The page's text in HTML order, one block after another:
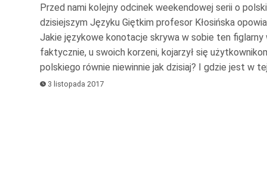
Przed nami kolejny odcinek weekendowej serii o
dzisiejszym Języku Giętkim profesor Kłosińska
Jakie językowe konotacje skrywa w sobie ten figlarny
faktycznie, u swoich korzeni, kojarzył się
polskiego równie niewinnie jak dzisiaj? I gdzie jest w
3 listopada 2017